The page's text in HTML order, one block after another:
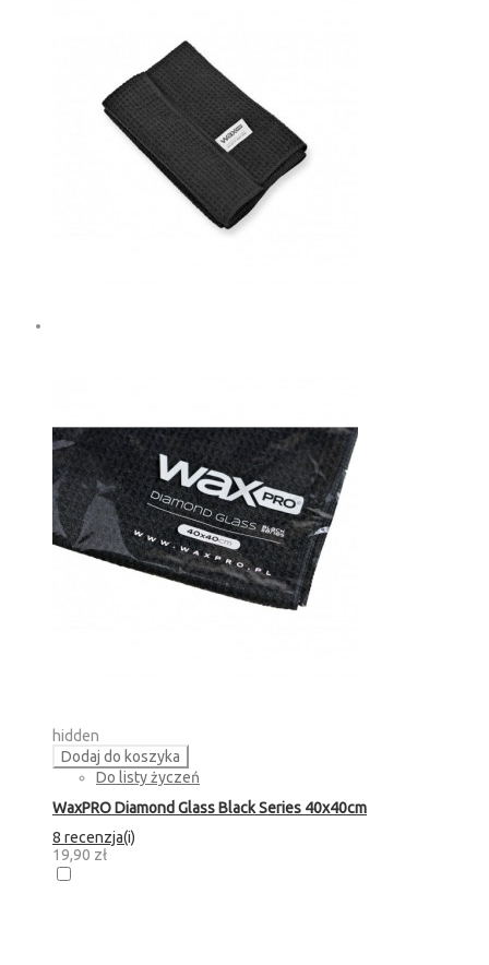
hidden
Dodaj do koszyka
Do listy życzeń
WaxPRO Diamond Glass Black Series 40x40cm
8 recenzja(i)
19,90 zł